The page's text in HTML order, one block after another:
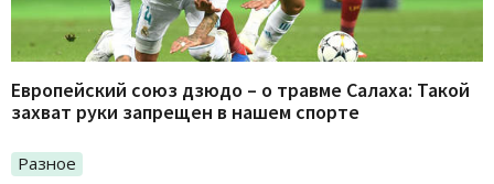
Европейский союз дзюдо – о травме Салаха: Такой
захват руки запрещен в нашем спорте
Разное